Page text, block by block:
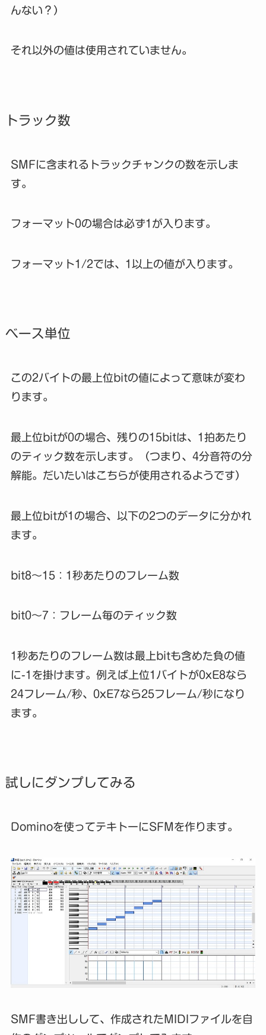
んない？）
それ以外の値は使用されていません。
トラック数
SMFに含まれるトラックチャンクの数を示しま
す。
フォーマット0の場合は必ず1が入ります。
フォーマット1/2では、1以上の値が入ります。
ベース単位
この2バイトの最上位bitの値によって意味が変わ
ります。
最上位bitが0の場合、残りの15bitは、1拍あたり
のティック数を示します。（つまり、4分音符の分
解能。だいたいはこちらが使用されるようです）
最上位bitが1の場合、以下の2つのデータに分かれ
ます。
bit8～15：1秒あたりのフレーム数
bit0～7：フレーム毎のティック数
1秒あたりのフレーム数は最上bitも含めた負の値
に-1を掛けます。例えば上位1バイトが0xE8なら
24フレーム/秒、0xE7なら25フレーム/秒になり
ます。
試しにダンプしてみる
Dominoを使ってテキトーにSFMを作ります。
SMF書き出しして、作成されたMIDIファイルを自